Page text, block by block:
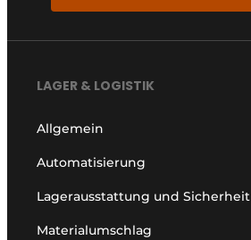
LAGER & LOGISTIK
Allgemein
Automatisierung
Lagerausstattung und Sicherheit
Materialumschlag